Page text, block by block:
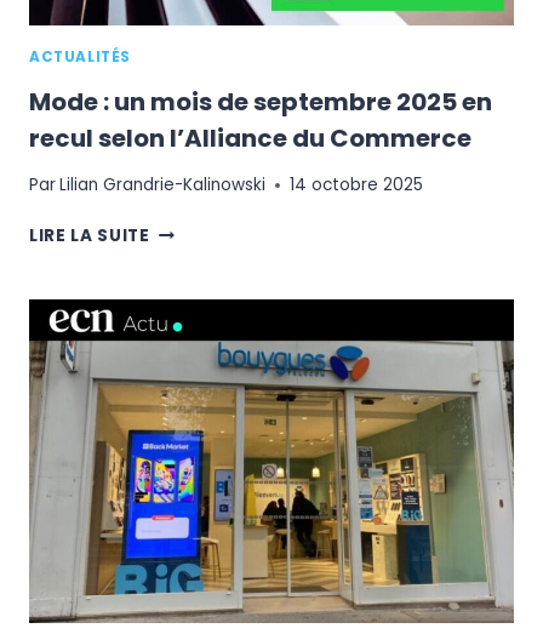
ACTUALITÉS
Mode : un mois de septembre 2025 en
recul selon l’Alliance du Commerce
ParLilian Grandrie-Kalinowski 14 octobre 2025
LIRE LA SUITE MODE
MOIS
DE
SEPTEMBRE
2025
EN
RECUL
SELON
L’ALLIANCE
DU
COMMERCE